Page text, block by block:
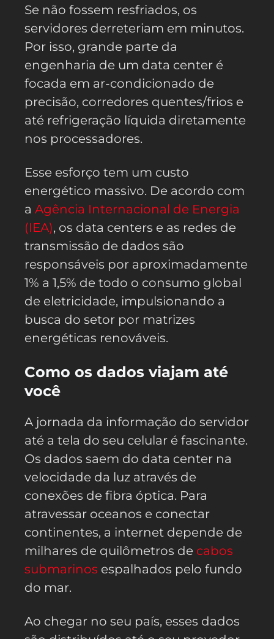
Se não fossem resfriados, os
servidores derreteriam em minutos.
Por isso, grande parte da
engenharia de um data center é
focada em ar-condicionado de
precisão, corredores quentes/frios e
até refrigeração líquida diretamente
nos processadores.
Esse esforço tem um custo
energético massivo. De acordo com
a Agência Internacional de Energia
(IEA), os data centers e as redes de
transmissão de dados são
responsáveis por aproximadamente
1% a 1,5% de todo o consumo global
de eletricidade, impulsionando a
busca do setor por matrizes
energéticas renováveis.
Como os dados viajam até
você
A jornada da informação do servidor
até a tela do seu celular é fascinante.
Os dados saem do data center na
velocidade da luz através de
conexões de fibra óptica. Para
atravessar oceanos e conectar
continentes, a internet depende de
milhares de quilômetros de cabos
submarinos espalhados pelo fundo
do mar.
Ao chegar no seu país, esses dados